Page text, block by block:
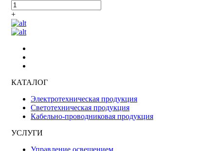
+
КАТАЛОГ
Электротехническая продукция
Светотехническая продукция
Кабельно-проводниковая продукция
УСЛУГИ
Управление освещением